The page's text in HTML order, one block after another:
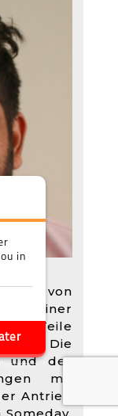
von
seiner
Teile
Die
und der
mit
Antrieb
in